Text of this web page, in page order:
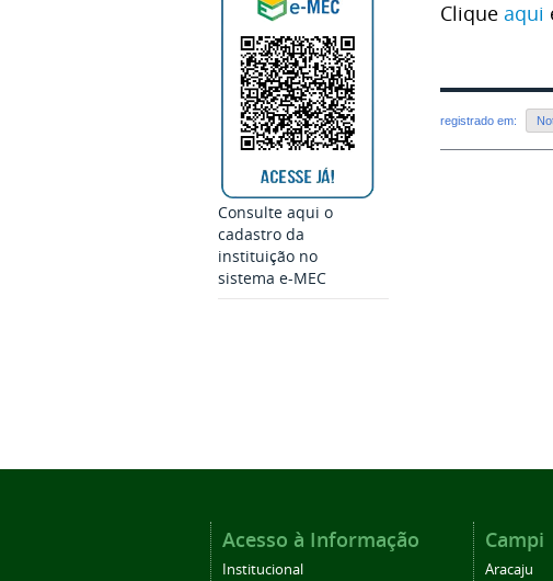
Consulte aqui o
cadastro da
instituição no
sistema e-MEC
Clique aqui
registrado em:
Acesso à Informação
Institucional
Campi
Aracaju